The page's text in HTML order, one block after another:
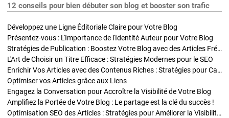
12 conseils pour bien débuter son blog et booster son trafic
Développez une Ligne Éditoriale Claire pour Votre Blog
Présentez-vous : L'Importance de l'Identité Auteur pour Votre Blog
Stratégies de Publication : Boostez Votre Blog avec des Articles Fréquents et Exclusifs
L'Art de Choisir un Titre Efficace : Stratégies Modernes pour le SEO
Enrichir Vos Articles avec des Contenus Riches : Stratégies pour Captiver et Optimiser
Optimiser vos Articles grâce aux Liens
Engagez la Conversation pour Accroître la Visibilité de Votre Blog
Amplifiez la Portée de Votre Blog : Le partage est la clé du succès !
Optimisation SEO des Articles : Stratégies pour Améliorer la Visibilité de Votre Blog